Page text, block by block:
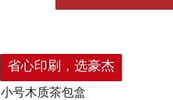
省心印刷，选豪杰
小号木质茶包盒